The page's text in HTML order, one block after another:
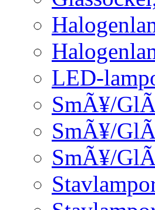
LED-
SmÃ¥/
SmÃ¥/
SmÃ¥/